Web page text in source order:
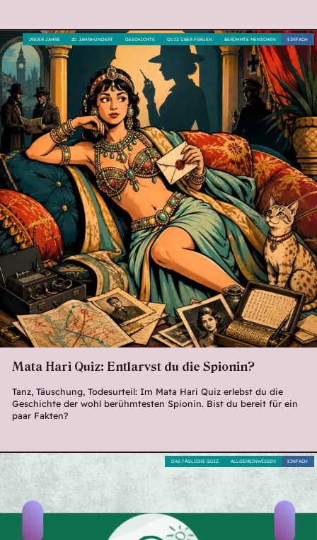
Mata Hari Quiz: Entlarvst du die Spionin?
Tanz, Täuschung, Todesurteil: Im Mata Hari Quiz erlebst du die
Geschichte der wohl berühmtesten Spionin. Bist du bereit für ein
paar Fakten?
EINFACH
BERÜHMTE MENSCHEN
QUIZ ÜBER FRAUEN
GESCHICHTE
20. JAHRHUNDERT
1910ER JAHRE
EINFACH
ALLGEMEINWISSEN
DAS TÄGLICHE QUIZ